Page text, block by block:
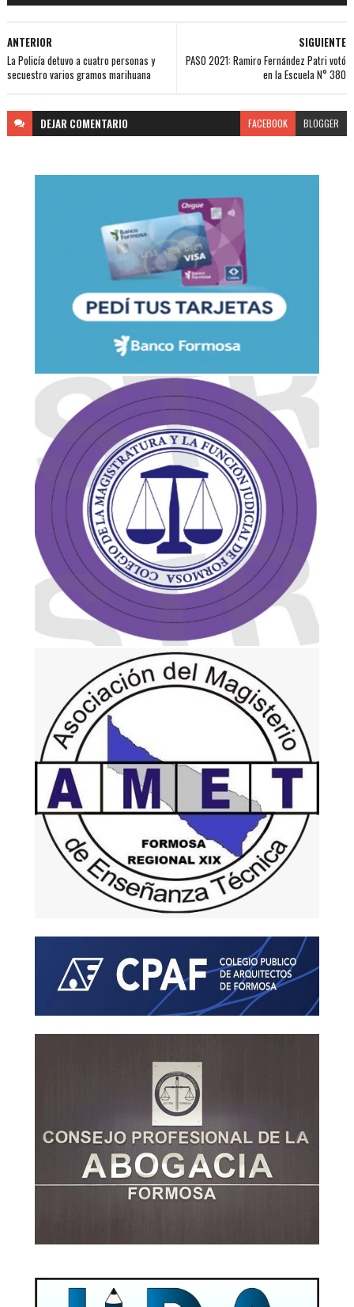
SIGUIENTE
PASO 2021: Ramiro Fernández Patri votó
en la Escuela N° 380
ANTERIOR
La Policía detuvo a cuatro personas y
secuestro varios gramos marihuana
DEJAR COMENTARIO FACEBOOK BLOGGER